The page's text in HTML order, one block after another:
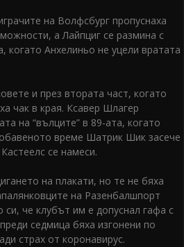
на Волфсбург пропуснаха
а Лайпциг се размина с
когато Анхелиньо не уцели вратата
и през втората част, когато
чак в края. Ксавер Шлагер
на “вълците” в 89-ата, когато
време Шатрик Шик засече
се намеси.
на плакати, но те не бяха
на Разенбалшпорт
си, че клубът им е допуснал гафа с
седмица бяха изгонени по
страх от коронавирус.